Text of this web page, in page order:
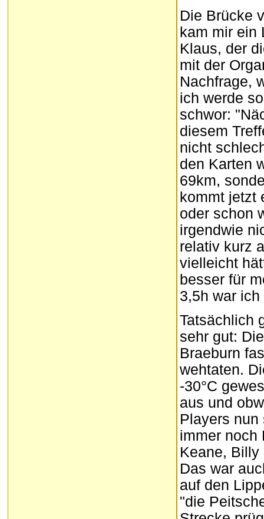
Die Brücke
kam mir ein
Klaus, der
mit der
Nachfrage,
ich werde
schwor:
diesem
nicht
den Karten
69km,
kommt jetzt
oder schon
irgendwie
relativ kurz
vielleicht
besser für
3,5h war
Tatsächlich
sehr gut:
Braeburn
wehtaten.
-30°C
aus und
Players
immer noch
Keane,
Das war
auf den
"die